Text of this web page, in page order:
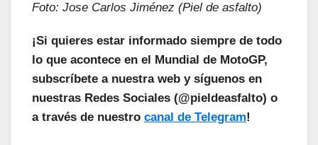
Foto: Jose Carlos Jiménez (Piel de asfalto)
¡Si quieres estar informado siempre de todo
lo que acontece en el Mundial de MotoGP,
subscríbete a nuestra web y síguenos en
nuestras Redes Sociales (@pieldeasfalto) o
a través de nuestro canal de Telegram!